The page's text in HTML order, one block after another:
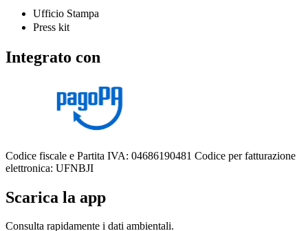
Ufficio Stampa
Press kit
Integrato con
Codice fiscale e Partita IVA: 04686190481 Codice per fatturazione
elettronica: UFNBJI
Scarica la app
Consulta rapidamente i dati ambientali.